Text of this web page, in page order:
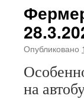
Опубликовано
на